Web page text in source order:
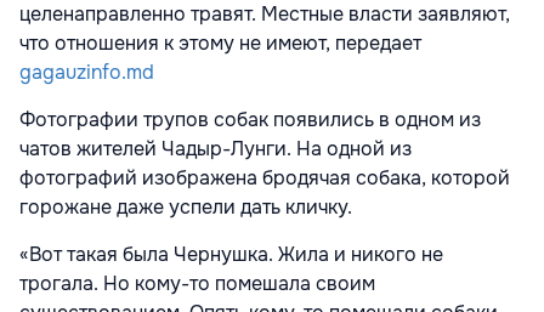
целенаправленно травят. Местные власти заявляют,
что отношения к этому не имеют, передает
gagauzinfo.md
Фотографии трупов собак появились в одном из
чатов жителей Чадыр-Лунги. На одной из
фотографий изображена бродячая собака, которой
горожане даже успели дать кличку.
«Вот такая была Чернушка. Жила и никого не
трогала. Но кому-то помешала своим